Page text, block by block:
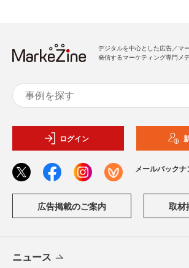
デジタルを中心とした広告／マ
発信するマーケティング専門メデ
ログイン
メールバックナ
広告掲載のご案内 取材
ニュース